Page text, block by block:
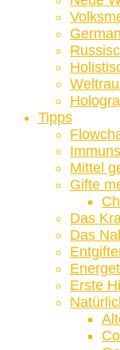
Tipps
Mittel
Gifte
Das
Das
Erste